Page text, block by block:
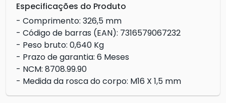
Especificações do Produto
- Comprimento: 326,5 mm
- Código de barras (EAN): 7316579067232
- Peso bruto: 0,640 Kg
- Prazo de garantia: 6 Meses
- NCM: 8708.99.90
- Medida da rosca do corpo: M16 X 1,5 mm